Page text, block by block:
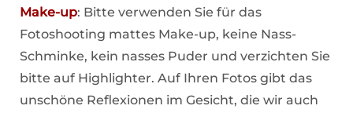
Make-up: Bitte verwenden Sie für das
Fotoshooting mattes Make-up, keine Nass-
Schminke, kein nasses Puder und verzichten Sie
bitte auf Highlighter. Auf Ihren Fotos gibt das
unschöne Reflexionen im Gesicht, die wir auch